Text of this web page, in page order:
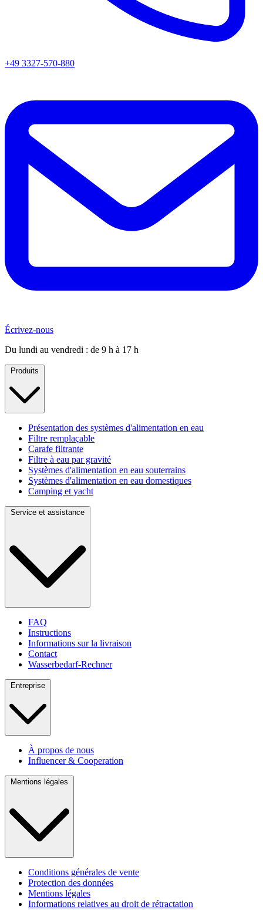
+49 3327-570-880
Écrivez-nous
Du lundi au vendredi : de 9 h à 17 h
Produits
Présentation des systèmes d'alimentation en eau
Filtre remplaçable
Carafe filtrante
Filtre à eau par gravité
Systèmes d'alimentation en eau souterrains
Systèmes d'alimentation en eau domestiques
Camping et yacht
Service et assistance
FAQ
Instructions
Informations sur la livraison
Contact
Wasserbedarf-Rechner
Entreprise
À propos de nous
Influencer & Cooperation
Mentions légales
Conditions générales de vente
Protection des données
Mentions légales
Informations relatives au droit de rétractation